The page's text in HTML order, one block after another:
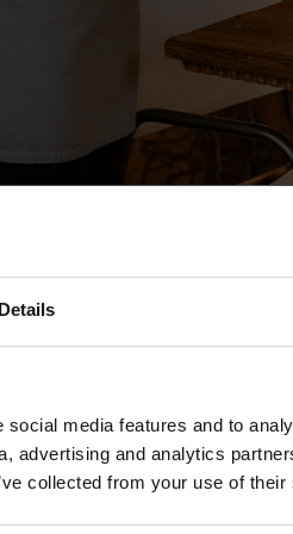
Details
media features and to
advertising and analytics
collected from your use of
kontroll är
av varje
ge dig full kontroll över
antingen beställa för
löser problemet men är